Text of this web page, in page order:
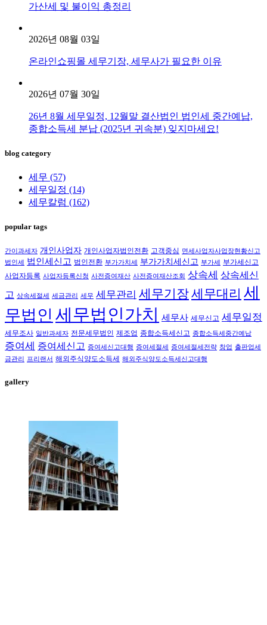
가산세 및 불이익 총정리
2026년 08월 03일
온라인쇼핑몰 세무기장, 세무사가 필요한 이유
2026년 07월 30일
26년 8월 세무일정, 12월말 결산법인 법인세 중간예납,
종합소득세 분납 (2025년 귀속분) 잊지마세요!
blog category
세무 (57)
세무일정 (14)
세무칼럼 (162)
popular tags
간이과세자 개인사업자 개인사업자법인전환 고객중심
면세사업자사업장현황신고
법인세
법인세신고 법인전환 부가가치세 부가가치세신고 부가세
부가세신고
사업자등록 사업자등록신청 사전증여재산 사전증여재산조회 상속세
상속세신
고 상속세절세 세금관리 세무 세무관리 세무기장세무대리 세
무법인 세무법인가치 세무사 세무신고 세무일정
세무조사 일반과세자 전문세무법인 제조업 종합소득세신고 종합소득세중간예납
증여세 증여세신고 증여세신고대행 증여세절세 증여세절세전략 창업 출판업세
금관리
프리랜서 해외주식양도소득세 해외주식양도소득세신고대행
gallery